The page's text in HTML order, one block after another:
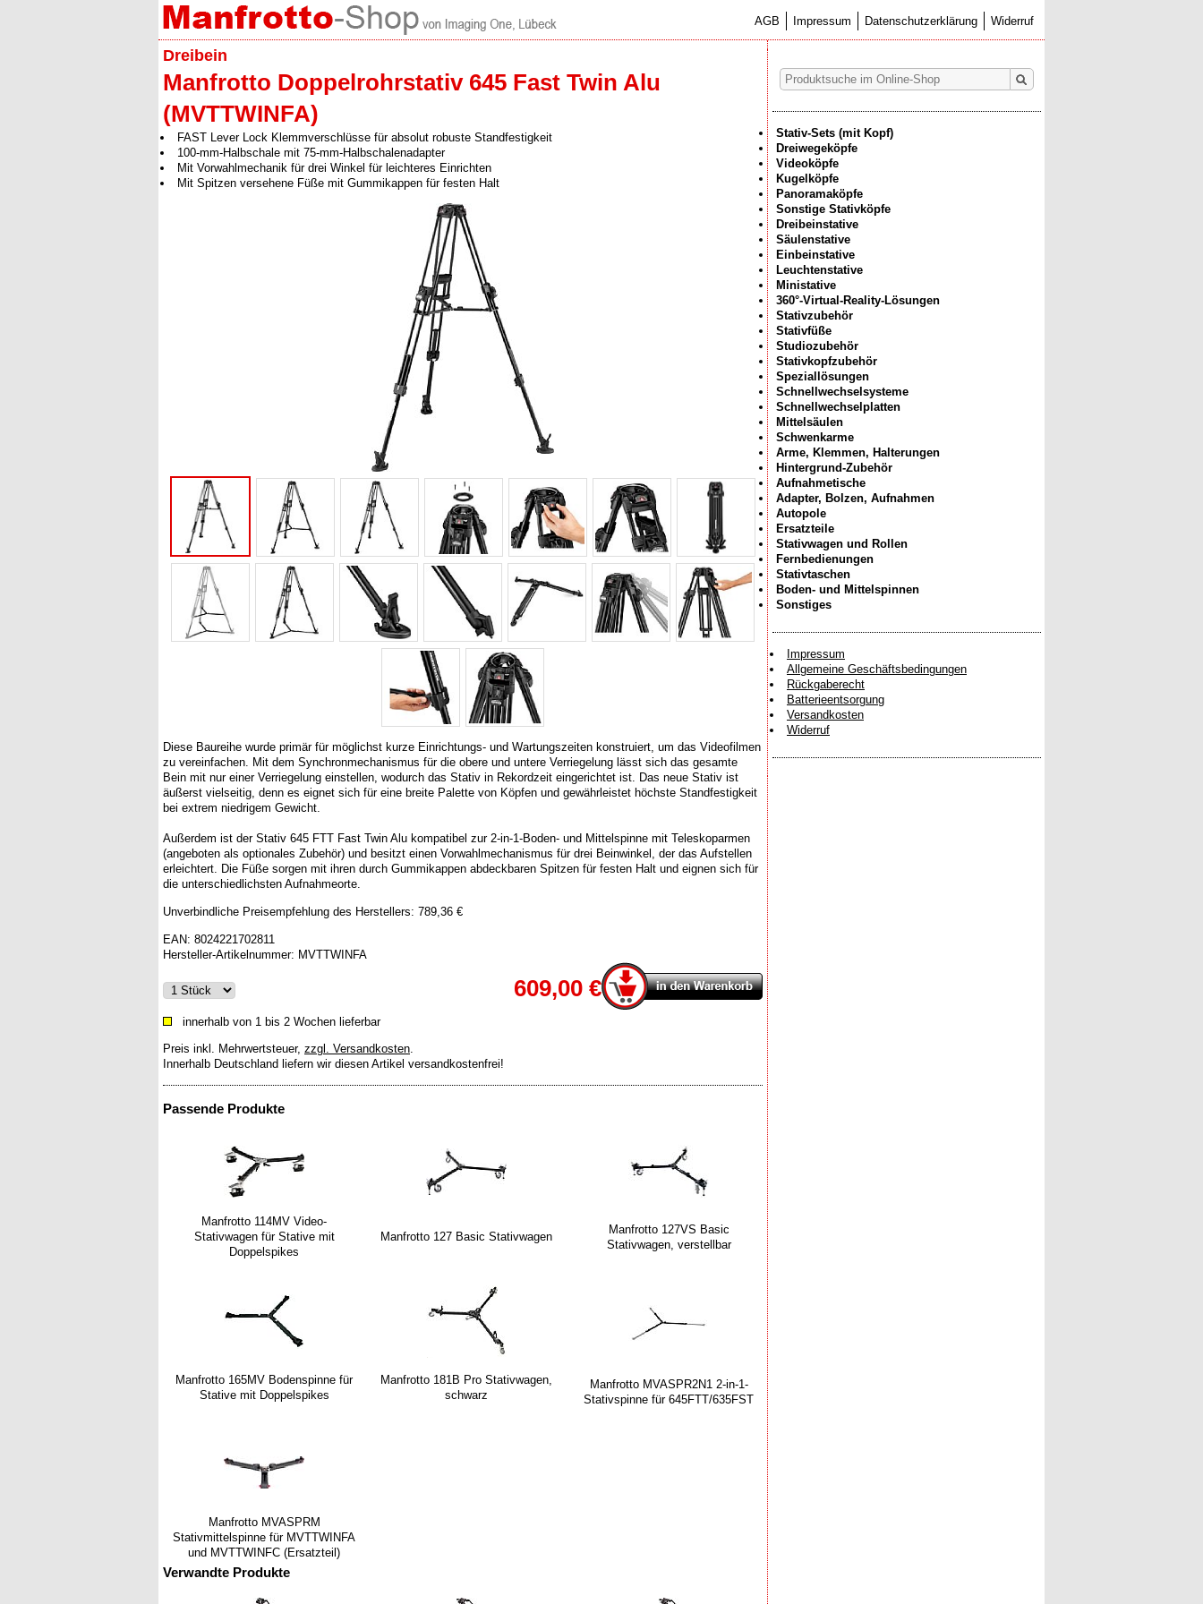
AGB Impressum Datenschutzerklärung Widerruf
Dreibein
Manfrotto Doppelrohrstativ 645 Fast Twin Alu
(MVTTWINFA)
FAST Lever Lock Klemmverschlüsse für absolut robuste Standfestigkeit
100-mm-Halbschale mit 75-mm-Halbschalenadapter
Mit Vorwahlmechanik für drei Winkel für leichteres Einrichten
Mit Spitzen versehene Füße mit Gummikappen für festen Halt
Diese Baureihe wurde primär für möglichst kurze Einrichtungs- und Wartungszeiten konstruiert, um das Videofilmen
zu vereinfachen. Mit dem Synchronmechanismus für die obere und untere Verriegelung lässt sich das gesamte
Bein mit nur einer Verriegelung einstellen, wodurch das Stativ in Rekordzeit eingerichtet ist. Das neue Stativ ist
äußerst vielseitig, denn es eignet sich für eine breite Palette von Köpfen und gewährleistet höchste Standfestigkeit
bei extrem niedrigem Gewicht.
Außerdem ist der Stativ 645 FTT Fast Twin Alu kompatibel zur 2-in-1-Boden- und Mittelspinne mit Teleskoparmen
(angeboten als optionales Zubehör) und besitzt einen Vorwahlmechanismus für drei Beinwinkel, der das Aufstellen
erleichtert. Die Füße sorgen mit ihren durch Gummikappen abdeckbaren Spitzen für festen Halt und eignen sich für
die unterschiedlichsten Aufnahmeorte.
Unverbindliche Preisempfehlung des Herstellers: 789,36 €
EAN: 8024221702811
Hersteller-Artikelnummer: MVTTWINFA
609,00 €
innerhalb von 1 bis 2 Wochen lieferbar
Preis inkl. Mehrwertsteuer, zzgl. Versandkosten
Innerhalb Deutschland liefern wir diesen Artikel versandkostenfrei!
Passende Produkte
Manfrotto 114MV Video-
Stativwagen für Stative mit
Doppelspikes
Manfrotto 127 Basic Stativwagen
Manfrotto 127VS Basic
Stativwagen, verstellbar
Manfrotto 165MV Bodenspinne für
Stative mit Doppelspikes
Manfrotto 181B Pro Stativwagen,
schwarz
Manfrotto MVASPR2N1 2-in-1-
Stativspinne für 645FTT/635FST
Manfrotto MVASPRM
Stativmittelspinne für MVTTWINFA
und MVTTWINFC (Ersatzteil)
Verwandte Produkte
Stativ-Sets (mit Kopf)
Dreiwegeköpfe
Videoköpfe
Kugelköpfe
Panoramaköpfe
Sonstige Stativköpfe
Dreibeinstative
Säulenstative
Einbeinstative
Leuchtenstative
Ministative
360°-Virtual-Reality-Lösungen
Stativzubehör
Stativfüße
Studiozubehör
Stativkopfzubehör
Speziallösungen
Schnellwechselsysteme
Schnellwechselplatten
Mittelsäulen
Schwenkarme
Arme, Klemmen, Halterungen
Hintergrund-Zubehör
Aufnahmetische
Adapter, Bolzen, Aufnahmen
Autopole
Ersatzteile
Stativwagen und Rollen
Fernbedienungen
Stativtaschen
Boden- und Mittelspinnen
Sonstiges
Impressum
Allgemeine Geschäftsbedingungen
Rückgaberecht
Batterieentsorgung
Versandkosten
Widerruf